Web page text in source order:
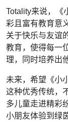
Totality来说，《
彩且富有教育意
关于快乐与友谊
教育，使得每一
理，同时培养出
未来，希望《小
这种优秀传统，
多儿童走进精彩
小朋友体验到绿